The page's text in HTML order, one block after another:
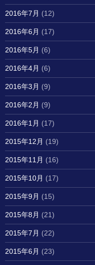
2016年7月 (12)
2016年6月 (17)
2016年5月 (6)
2016年4月 (6)
2016年3月 (9)
2016年2月 (9)
2016年1月 (17)
2015年12月 (19)
2015年11月 (16)
2015年10月 (17)
2015年9月 (15)
2015年8月 (21)
2015年7月 (22)
2015年6月 (23)